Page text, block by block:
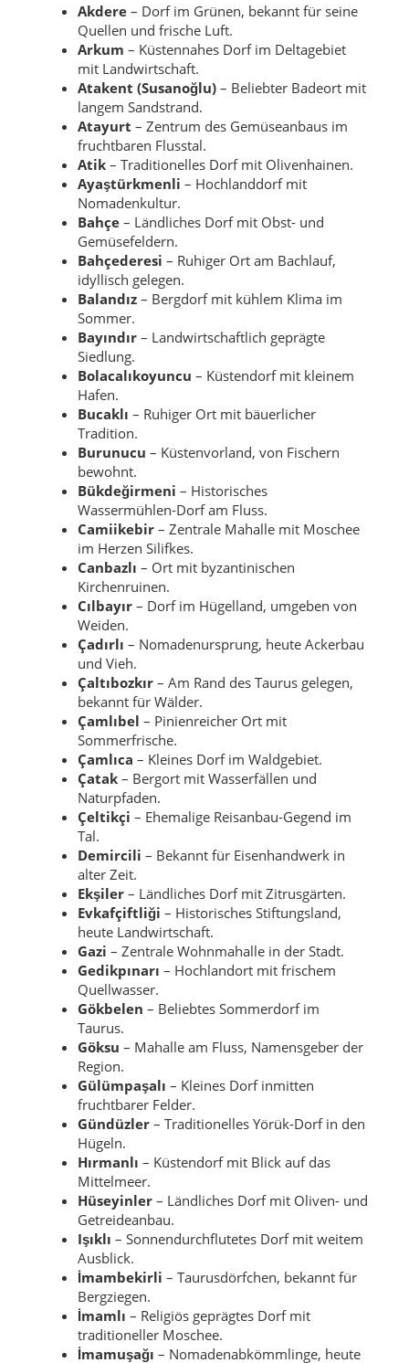
Akdere – Dorf im Grünen, bekannt für seine
Quellen und frische Luft.
Arkum – Küstennahes Dorf im Deltagebiet
mit Landwirtschaft.
Atakent (Susanoğlu) – Beliebter Badeort mit
langem Sandstrand.
Atayurt – Zentrum des Gemüseanbaus im
fruchtbaren Flusstal.
Atik – Traditionelles Dorf mit Olivenhainen.
Ayaştürkmenli – Hochlanddorf mit
Nomadenkultur.
Bahçe – Ländliches Dorf mit Obst- und
Gemüsefeldern.
Bahçederesi – Ruhiger Ort am Bachlauf,
idyllisch gelegen.
Balandız – Bergdorf mit kühlem Klima im
Sommer.
Bayındır – Landwirtschaftlich geprägte
Siedlung.
Bolacalıkoyuncu – Küstendorf mit kleinem
Hafen.
Bucaklı – Ruhiger Ort mit bäuerlicher
Tradition.
Burunucu – Küstenvorland, von Fischern
bewohnt.
Bükdeğirmeni – Historisches
Wassermühlen-Dorf am Fluss.
Camiikebir – Zentrale Mahalle mit Moschee
im Herzen Silifkes.
Canbazlı – Ort mit byzantinischen
Kirchenruinen.
Cılbayır – Dorf im Hügelland, umgeben von
Weiden.
Çadırlı – Nomadenursprung, heute Ackerbau
und Vieh.
Çaltıbozkır – Am Rand des Taurus gelegen,
bekannt für Wälder.
Çamlıbel – Pinienreicher Ort mit
Sommerfrische.
Çamlıca – Kleines Dorf im Waldgebiet.
Çatak – Bergort mit Wasserfällen und
Naturpfaden.
Çeltikçi – Ehemalige Reisanbau-Gegend im
Tal.
Demircili – Bekannt für Eisenhandwerk in
alter Zeit.
Ekşiler – Ländliches Dorf mit Zitrusgärten.
Evkafçiftliği – Historisches Stiftungsland,
heute Landwirtschaft.
Gazi – Zentrale Wohnmahalle in der Stadt.
Gedikpınarı – Hochlandort mit frischem
Quellwasser.
Gökbelen – Beliebtes Sommerdorf im
Taurus.
Göksu – Mahalle am Fluss, Namensgeber der
Region.
Gülümpaşalı – Kleines Dorf inmitten
fruchtbarer Felder.
Gündüzler – Traditionelles Yörük-Dorf in den
Hügeln.
Hırmanlı – Küstendorf mit Blick auf das
Mittelmeer.
Hüseyinler – Ländliches Dorf mit Oliven- und
Getreideanbau.
Işıklı – Sonnendurchflutetes Dorf mit weitem
Ausblick.
İmambekirli – Taurusdörfchen, bekannt für
Bergziegen.
İmamlı – Religiös geprägtes Dorf mit
traditioneller Moschee.
İmamuşağı – Nomadenabkömmlinge, heute